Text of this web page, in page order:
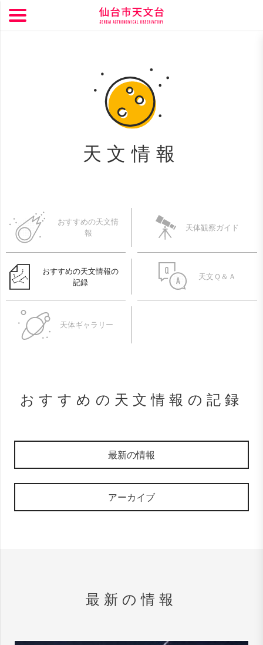
天文情報
おすすめの天文情
報
天体観察ガイド
おすすめの天文情報の
記録
天文Ｑ＆Ａ
天体ギャラリー
おすすめの天文情報の記録
最新の情報
アーカイブ
最新の情報